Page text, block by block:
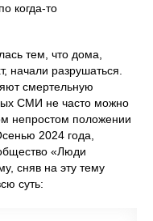
когда-то
тем, что дома,
начали разрушаться.
смертельную
СМИ не часто можно
непростом положении
2024 года,
«Люди
сняв на эту тему
суть: